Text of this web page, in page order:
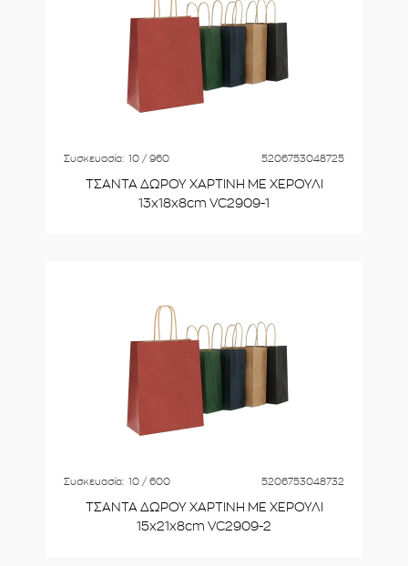
Συσκευασία: 10 / 960 5206753048725
ΤΣΑΝΤΑ ΔΩΡΟΥ ΧΑΡΤΙΝΗ ΜΕ ΧΕΡΟΥΛΙ
13x18x8cm VC2909-1
Συσκευασία: 10 / 600 5206753048732
ΤΣΑΝΤΑ ΔΩΡΟΥ ΧΑΡΤΙΝΗ ΜΕ ΧΕΡΟΥΛΙ
15x21x8cm VC2909-2